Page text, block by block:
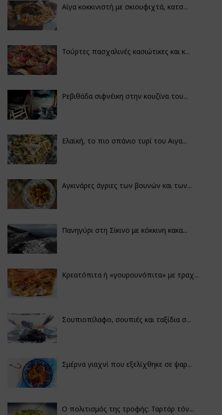
Αίγα κοκκινιστή με σκιουφιχτά, κατσ...
Τούρτες πασχαλινές κασιώτικες και κ...
Ρεβιθάδα σιφνέικη στην κουζίνα του...
Ελαϊκή, το πιο σπάνιο τυρί του Αιγα...
Αγκινάρες άγριες των βουνών και των...
Πανηγύρι στη Σίκινο με κόκκινη κακα...
Κρεατόπιτα ή «γουρουνόπιτα» με τραχ...
Σουπιοπίλαφο, σουπιές και ταξίδια σ...
Σμέρνα γιαχνί που εξελίχθηκε σε ψαρ...
Ο πολιτισμός της τροφής: Ταρτάρ τόν...